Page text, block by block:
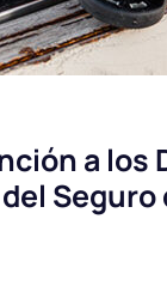
a los
Seguro